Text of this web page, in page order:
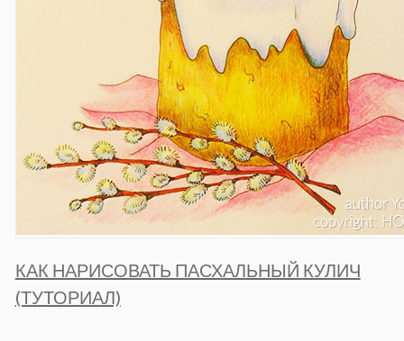
КАК НАРИСОВАТЬ ПАСХАЛЬНЫЙ КУЛИЧ
(ТУТОРИАЛ)